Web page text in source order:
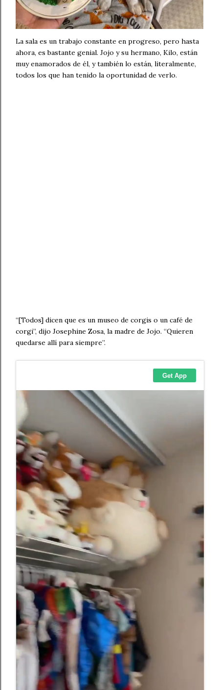
La sala es un trabajo constante en progreso, pero hasta
ahora, es bastante genial. Jojo y su hermano, Kilo, están
muy enamorados de él, y también lo están, literalmente,
todos los que han tenido la oportunidad de verlo.
“[Todos] dicen que es un museo de corgis o un café de
corgi”, dijo Josephine Zosa, la madre de Jojo. “Quieren
quedarse allí para siempre”.